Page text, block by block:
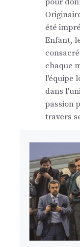
pour
été
Enfant,
chaque
l'équipe
dans
passion
travers